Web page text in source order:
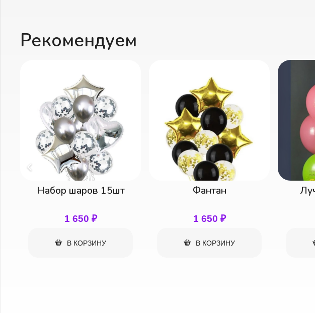
Рекомендуем
Фантан
1 650 ₽
В КОРЗИНУ
Лучшие подруги
1 550 ₽
В КОРЗИНУ